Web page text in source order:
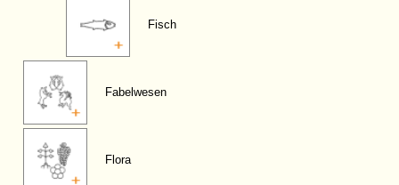
Fisch
Fabelwesen
Flora